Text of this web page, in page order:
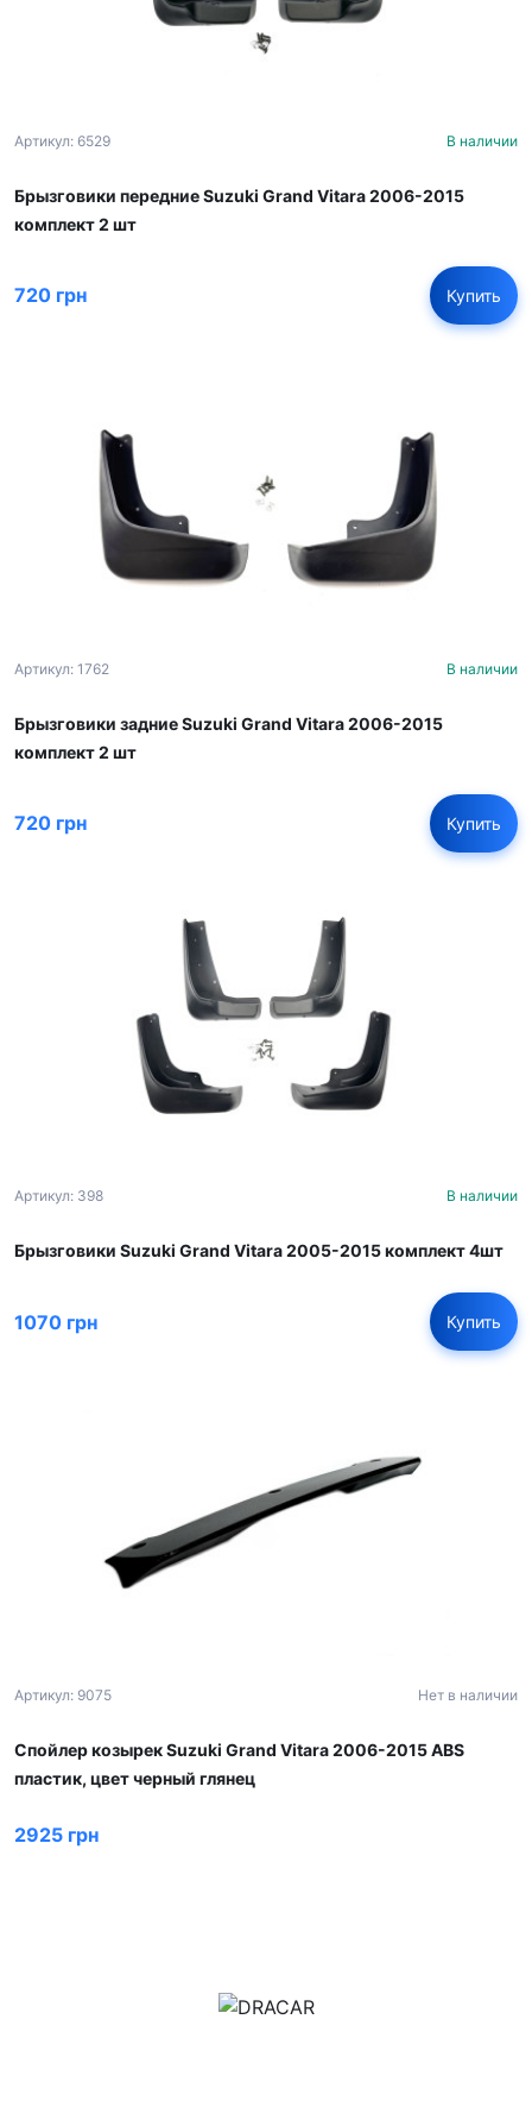
Артикул: 6529 В наличии
Брызговики передние Suzuki Grand Vitara 2006-2015
комплект 2 шт
720 грн Купить
Артикул: 1762 В наличии
Брызговики задние Suzuki Grand Vitara 2006-2015
комплект 2 шт
720 грн Купить
Артикул: 398 В наличии
Брызговики Suzuki Grand Vitara 2005-2015 комплект 4шт
1070 грн Купить
Артикул: 9075 Нет в наличии
Спойлер козырек Suzuki Grand Vitara 2006-2015 ABS
пластик, цвет черный глянец
2925 грн